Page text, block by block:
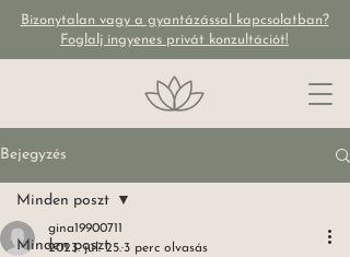
Bizonytalan vagy a gyantázással kapcsolatban?
Foglalj ingyenes privát konzultációt!
Bejegyzés
Minden poszt
Minden poszt
gina19900711
2023. júl. 25. 3 perc olvasás